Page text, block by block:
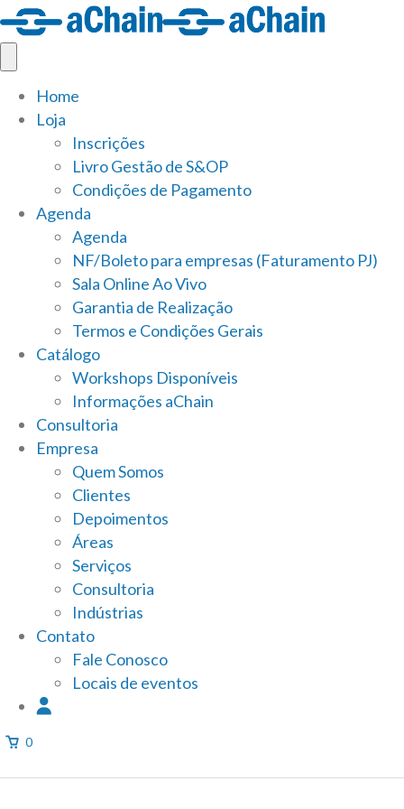
Home
Loja
Inscrições
Livro Gestão de S&OP
Condições de Pagamento
Agenda
Agenda
NF/Boleto para empresas (Faturamento PJ)
Sala Online Ao Vivo
Garantia de Realização
Termos e Condições Gerais
Catálogo
Workshops Disponíveis
Informações aChain
Consultoria
Empresa
Quem Somos
Clientes
Depoimentos
Áreas
Serviços
Consultoria
Indústrias
Contato
Fale Conosco
Locais de eventos
0